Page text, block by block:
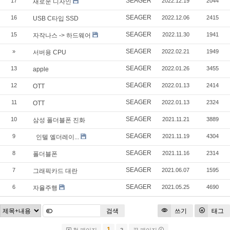
새로운 디자인
16 USB C타입 SSD SEAGER 2022.12.06 2415
15 자작나스 -> 하드웨어 SEAGER 2022.11.30 1941
» 서버용 CPU SEAGER 2022.02.21 1949
13 apple SEAGER 2022.01.26 3455
12 OTT SEAGER 2022.01.13 2414
11 OTT SEAGER 2022.01.13 2324
10 삼성 폴더블폰 진화 SEAGER 2021.11.21 3889
9 인텔 엘더레이... SEAGER 2021.11.19 4304
8 폴더블폰 SEAGER 2021.11.16 2314
7 그래픽카드 대란 SEAGER 2021.06.07 1595
6 자율주행 SEAGER 2021.05.25 4690
쓰기 태그
검색